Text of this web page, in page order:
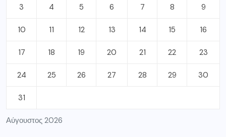
Αύγουστος 2026
3 4 5 6 7 8 9
10 11 12 13 14 15 16
17 18 19 20 21 22 23
24 25 26 27 28 29 30
31